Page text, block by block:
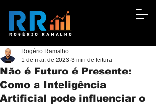
Não é Futuro é Presente:
Como a Inteligência
Artificial pode influenciar o
Rogério Ramalho
1 de mar. de 2023 3 min de leitura